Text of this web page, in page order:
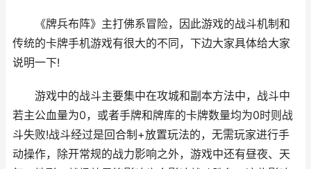
《牌兵布阵》主打佛系冒险，因此游戏的战斗机制和
传统的卡牌手机游戏有很大的不同，下边大家具体给大家
说明一下!
游戏中的战斗主要集中在攻城和副本方法中，战斗中
若主公血量为0，或者手牌和牌库的卡牌数量均为0时则战
斗失败!战斗经过是回合制+放置玩法的，无需玩家进行手
动操作，除开常规的战力影响之外，游戏中还有昼夜、天